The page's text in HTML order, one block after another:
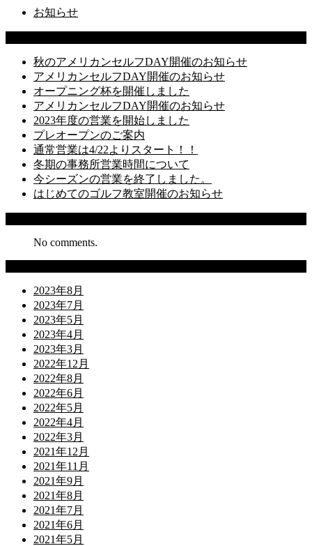
お知らせ
秋のアメリカンセルフDAY開催のお知らせ
アメリカンセルフDAY開催のお知らせ
オープニング杯を開催しました
アメリカンセルフDAY開催のお知らせ
2023年度の営業を開始しました
プレオープンのご案内
通常営業は4/22よりスタート！！
冬期の事務所営業時間について
今シーズンの営業を終了しました。
はじめてのゴルフ教室開催のお知らせ
No comments.
2023年8月
2023年7月
2023年5月
2023年4月
2023年3月
2022年12月
2022年8月
2022年6月
2022年5月
2022年4月
2022年3月
2021年12月
2021年11月
2021年9月
2021年8月
2021年7月
2021年6月
2021年5月